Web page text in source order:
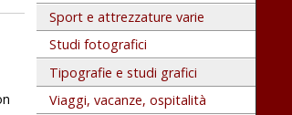
Sport e attrezzature varie
Studi fotografici
Tipografie e studi grafici
Viaggi, vacanze, ospitalità